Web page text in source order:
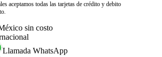
aceptamos todas las tarjetas de crédito y debito
sin costo
Llamada WhatsApp